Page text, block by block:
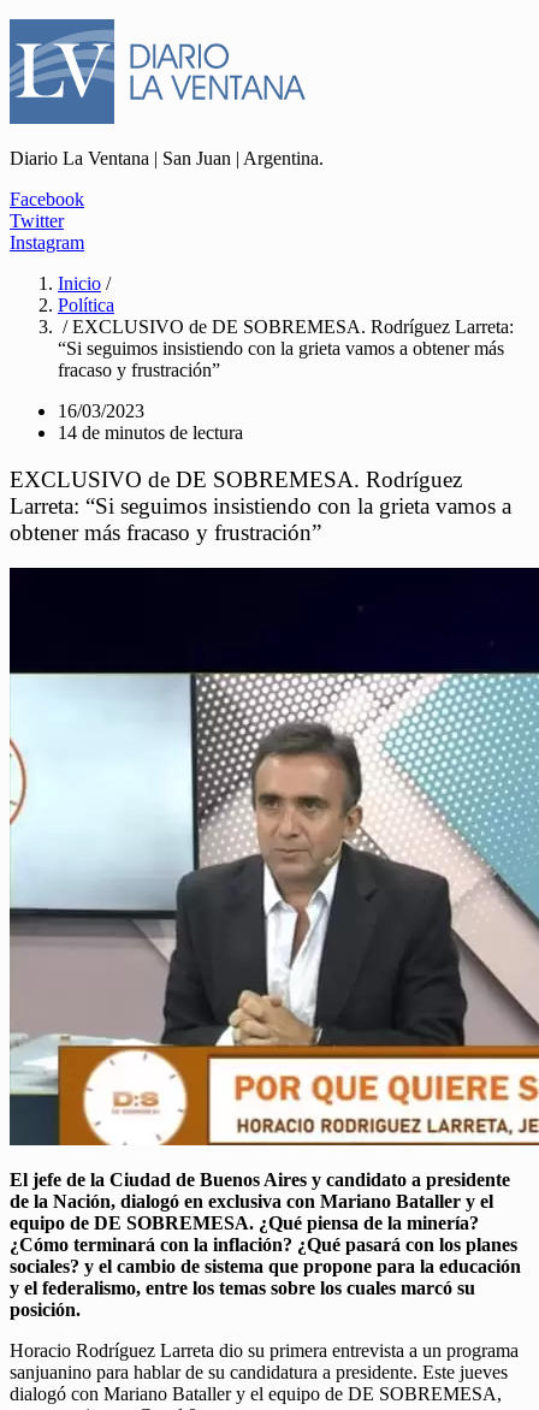
Diario La Ventana | San Juan | Argentina.
Facebook
Twitter
Instagram
Inicio /
Política
/ EXCLUSIVO de DE SOBREMESA. Rodríguez Larreta:
“Si seguimos insistiendo con la grieta vamos a obtener más
fracaso y frustración”
16/03/2023
14 de minutos de lectura
EXCLUSIVO de DE SOBREMESA. Rodríguez
Larreta: “Si seguimos insistiendo con la grieta vamos a
obtener más fracaso y frustración”
El jefe de la Ciudad de Buenos Aires y candidato a presidente
de la Nación, dialogó en exclusiva con Mariano Bataller y el
equipo de DE SOBREMESA. ¿Qué piensa de la minería?
¿Cómo terminará con la inflación? ¿Qué pasará con los planes
sociales? y el cambio de sistema que propone para la educación
y el federalismo, entre los temas sobre los cuales marcó su
posición.
Horacio Rodríguez Larreta dio su primera entrevista a un programa
sanjuanino para hablar de su candidatura a presidente. Este jueves
dialogó con Mariano Bataller y el equipo de DE SOBREMESA,